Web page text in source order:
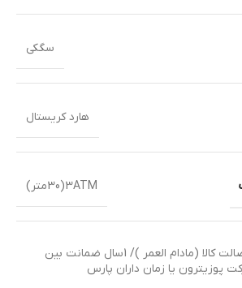
سگکی
هارد کریستال
3ATM(30متر)
ضمانت اصالت کالا (مادام العمر )/ 1سال ضمانت بین
پوزیترون یا زمان داران پارس